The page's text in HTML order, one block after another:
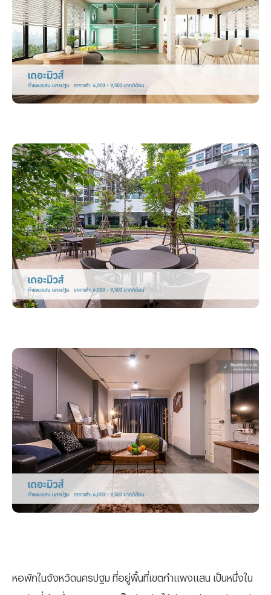
หอพักในจังหวัดนครปฐม ที่อยู่พื้นที่เขตกำแพงแสน เป็นหนึ่งใน